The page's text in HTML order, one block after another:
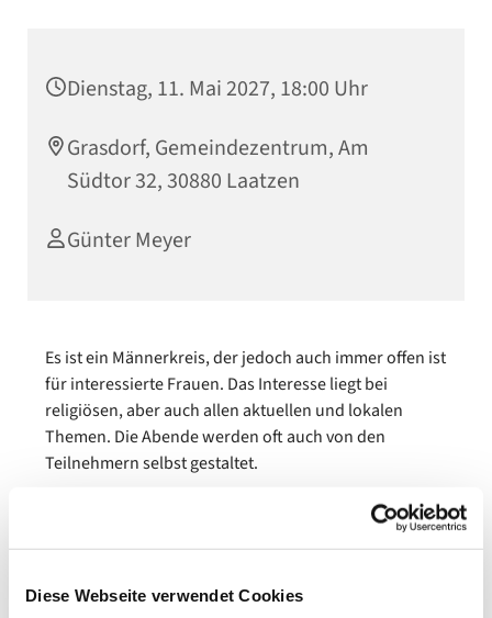
Diese Webseite verwendet Cookies
Dienstag, 11. Mai 2027, 18:00 Uhr
Grasdorf, Gemeindezentrum, Am
Südtor 32, 30880 Laatzen
Günter Meyer
Es ist ein Männerkreis, der jedoch auch immer offen ist
für interessierte Frauen. Das Interesse liegt bei
religiösen, aber auch allen aktuellen und lokalen
Themen. Die Abende werden oft auch von den
Teilnehmern selbst gestaltet.
Es ist kein geschlossener Kreis und somit stellen neue
freuen, wenn auch jüngere Männer zu uns kämen.